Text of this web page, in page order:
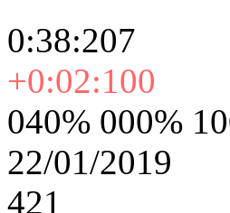
0:38:207
+0:02:100
040% 000%
22/01/2019
421